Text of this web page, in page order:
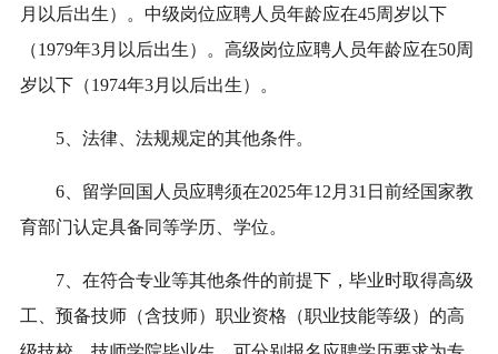
月以后出生）。中级岗位应聘人员年龄应在45周岁以下
（1979年3月以后出生）。高级岗位应聘人员年龄应在50周
岁以下（1974年3月以后出生）。
5、法律、法规规定的其他条件。
6、留学回国人员应聘须在2025年12月31日前经国家教
育部门认定具备同等学历、学位。
7、在符合专业等其他条件的前提下，毕业时取得高级
工、预备技师（含技师）职业资格（职业技能等级）的高